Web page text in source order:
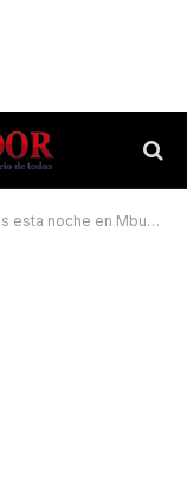
noche en Mburucuyá!